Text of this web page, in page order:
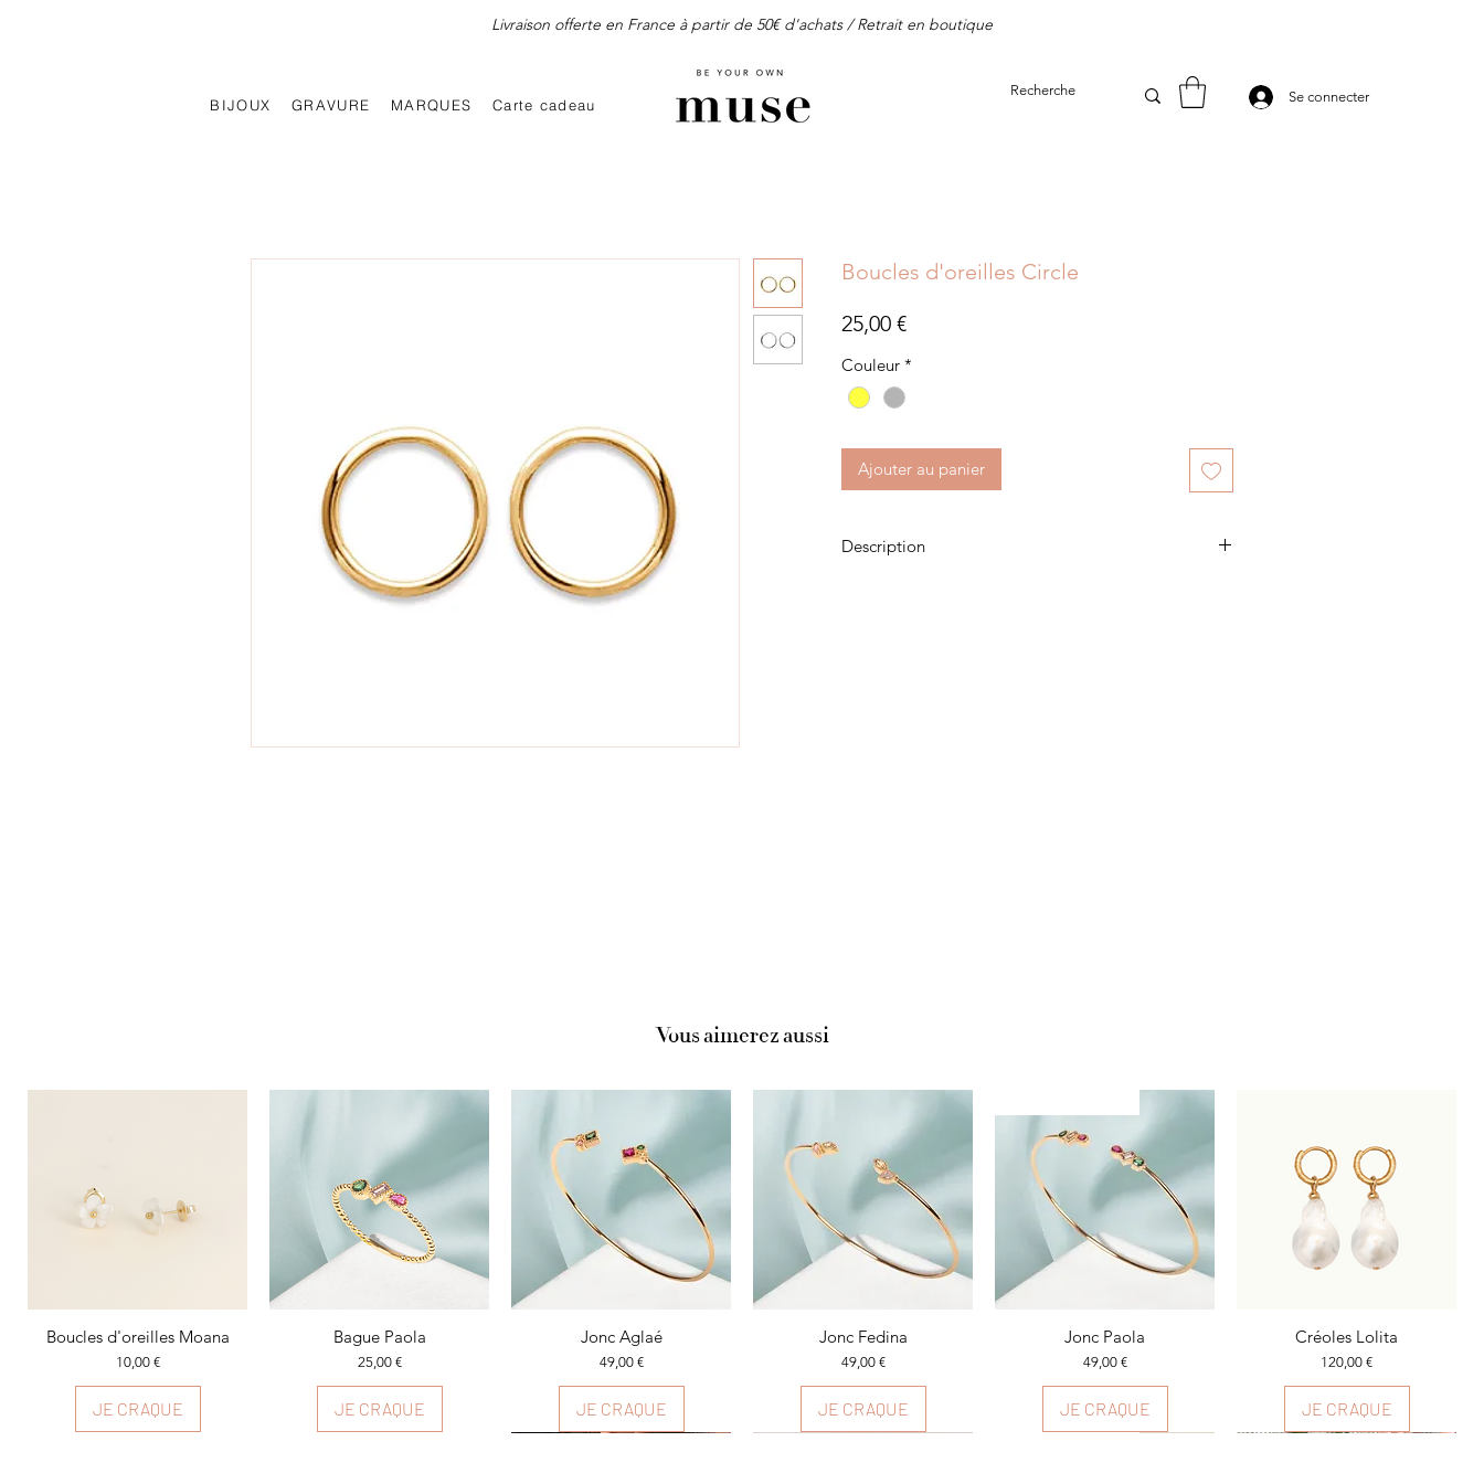
Livraison offerte en France à partir de 50€ d'achats / Retrait en boutique
BIJOUX GRAVURE MARQUES Carte cadeau Se connecter
Boucles d'oreilles Circle
25,00 €Prix
Couleur *
Ajouter au panier
Description
Vous aimerez aussi
Aperçu rapide
Boucles d'oreilles Moana
Prix
10,00 €
JE CRAQUE
Aperçu rapide
Bague Paola
Prix
25,00 €
JE CRAQUE
Aperçu rapide
Jonc Aglaé
Prix
49,00 €
JE CRAQUE
Aperçu rapide
Jonc Fedina
Prix
49,00 €
JE CRAQUE
Aperçu rapide
Jonc Paola
Prix
49,00 €
JE CRAQUE
Aperçu rapide
Créoles Lolita
Prix
120,00 €
JE CRAQUE